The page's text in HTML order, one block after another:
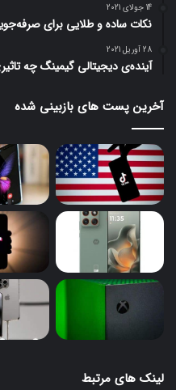
14 جولای 2021
نکات ساده و طلایی برای
28 آوریل 2021
آینده‌ی دیجیتالی گیمینگ چه
آخرین پست های بازبینی شده
لینک های مرتبط